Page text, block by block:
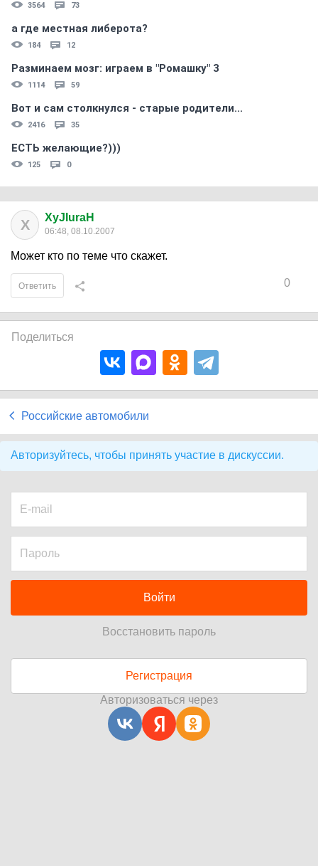
3564 73
а где местная либерота?
184 12
Разминаем мозг: играем в "Ромашку" 3
1114 59
Вот и сам столкнулся - старые родители...
2416 35
ЕСТЬ желающие?)))
125 0
X XyJIuraH
06:48, 08.10.2007
Может кто по теме что скажет.
0
Ответить
Поделиться
Российские автомобили
Авторизуйтесь, чтобы принять участие в дискуссии.
Войти
Восстановить пароль
Регистрация
Авторизоваться через